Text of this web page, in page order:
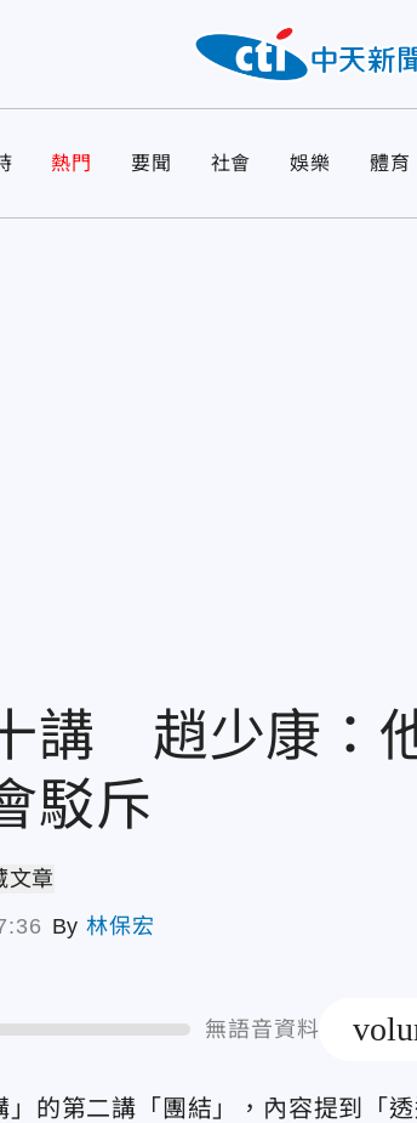
熱門 要聞 社會 娛樂 體育
講 趙少康：
駁斥
文章
By林保宏
無語音資料
的第二講「團結」，內容提到「